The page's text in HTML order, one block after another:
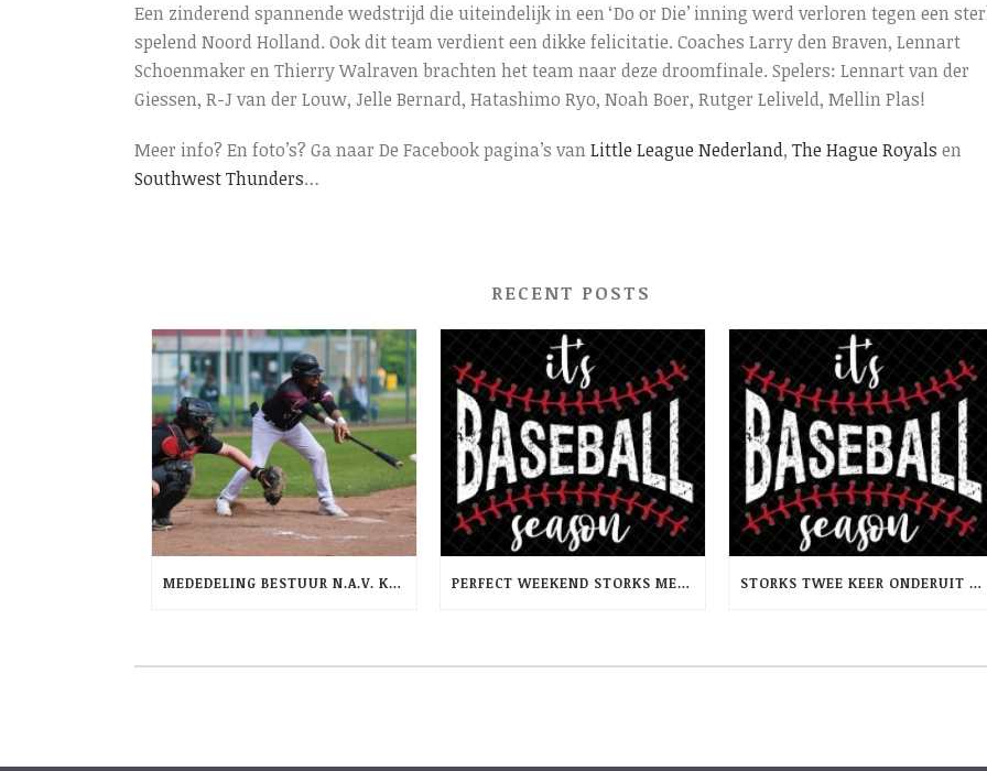
Een zinderend spannende wedstrijd die uiteindelijk in een ‘Do or Die’ inning werd verloren tegen een
spelend Noord Holland. Ook dit team verdient een dikke felicitatie. Coaches Larry den Braven, Lennart
Schoenmaker en Thierry Walraven brachten het team naar deze droomfinale. Spelers: Lennart van der
Giessen, R-J van der Louw, Jelle Bernard, Hatashimo Ryo, Noah Boer, Rutger Leliveld, Mellin Plas!
Meer info? En foto’s? Ga naar De Facebook pagina’s vanLittle League Nederland, The Hague Royals en
Southwest Thunders…
RECENT POSTS
MEDEDELING BESTUUR N.A.V. KRANTENARTIKEL AD PERFECT WEEKEND STORKS MET TWEEMAAL WINST OP RCH -PINQUINS STORKS TWEE KEER ONDERUIT TEGEN TRIDENTS NEPTUNUS